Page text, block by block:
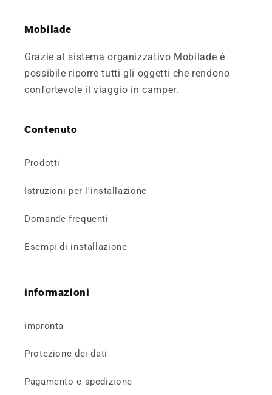
Mobilade
Grazie al sistema organizzativo Mobilade è
possibile riporre tutti gli oggetti che rendono
confortevole il viaggio in camper.
Contenuto
Prodotti
Istruzioni per l'installazione
Domande frequenti
Esempi di installazione
informazioni
impronta
Protezione dei dati
Pagamento e spedizione